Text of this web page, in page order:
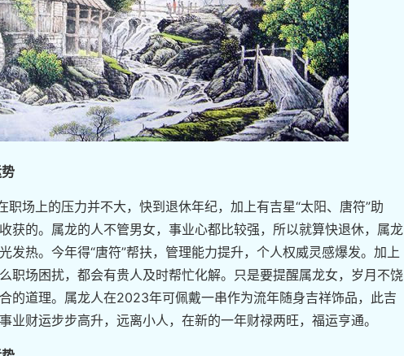
场上的压力并不大，快到退休年纪，加上有吉星“太阳、唐符”助
获的。属龙的人不管男女，事业心都比较强，所以就算快退休，属龙
发热。今年得“唐符”帮扶，管理能力提升，个人权威灵感爆发。加上
职场困扰，都会有贵人及时帮忙化解。只是要提醒属龙女，岁月不饶
的道理。属龙人在2023年可佩戴一串作为流年随身吉祥饰品，此吉
业财运步步高升，远离小人，在新的一年财禄两旺，福运亨通。